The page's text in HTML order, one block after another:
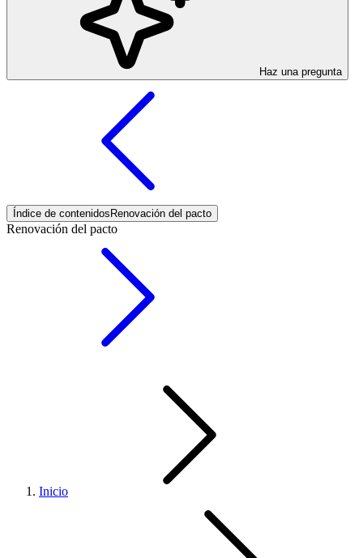
Haz una pregunta
Índice de contenidos Renovación del pacto
Renovación del pacto
Inicio